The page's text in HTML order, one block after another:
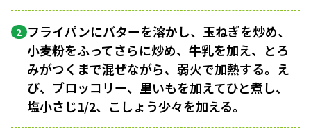
2 フライパンにバターを溶かし、玉ねぎを炒め、
小麦粉をふってさらに炒め、牛乳を加え、とろ
みがつくまで混ぜながら、弱火で加熱する。え
び、ブロッコリー、里いもを加えてひと煮し、
塩小さじ1/2、こしょう少々を加える。